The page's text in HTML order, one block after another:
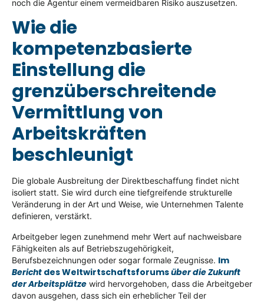
noch die Agentur einem vermeidbaren Risiko auszusetzen.
Wie die
kompetenzbasierte
Einstellung die
grenzüberschreitende
Vermittlung von
Arbeitskräften
beschleunigt
Die globale Ausbreitung der Direktbeschaffung findet nicht
isoliert statt. Sie wird durch eine tiefgreifende strukturelle
Veränderung in der Art und Weise, wie Unternehmen Talente
definieren, verstärkt.
Arbeitgeber legen zunehmend mehr Wert auf nachweisbare
Fähigkeiten als auf Betriebszugehörigkeit,
Berufsbezeichnungen oder sogar formale Zeugnisse. Im
Bericht des Weltwirtschaftsforumsüber die Zukunft
der Arbeitsplätze wird hervorgehoben, dass die Arbeitgeber
davon ausgehen, dass sich ein erheblicher Teil der